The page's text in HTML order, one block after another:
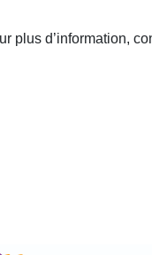
plus d’information,